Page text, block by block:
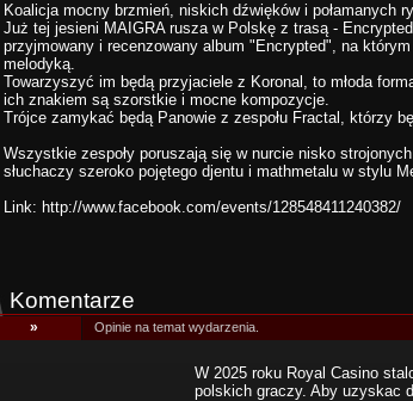
Koalicja mocny brzmień, niskich dźwięków i połamanych
Już tej jesieni MAIGRA rusza w Polskę z trasą -
przyjmowany i recenzowany album "Encrypted", na
melodyką.
Towarzyszyć im będą przyjaciele z Koronal, to młoda
ich znakiem są szorstkie i mocne kompozycje.
Trójce zamykać będą Panowie z zespołu Fractal, którzy
Wszystkie zespoły poruszają się w nurcie nisko
słuchaczy szeroko pojętego djentu i mathmetalu w stylu
Link: http://www.facebook.com/events/128548411240382/
Komentarze
» Opinie na temat wydarzenia.
W 2025 roku Royal Casino
polskich graczy. Aby uzyskac